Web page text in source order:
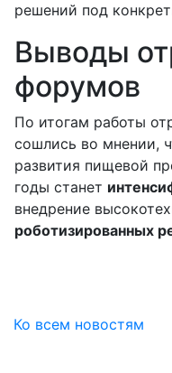
решений под
Выводы
форумов
По итогам работы
сошлись во мнении,
развития пищевой
годы станет
внедрение
роботизированных
Ко всем новостям